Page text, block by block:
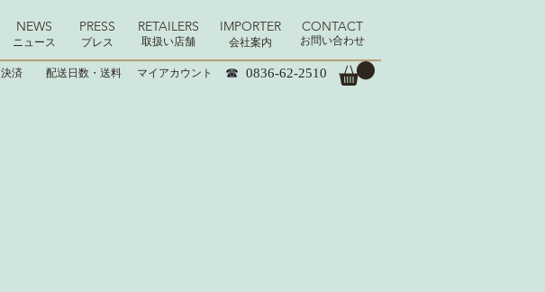
決済 配送日数・送料 マイアカウント ☎︎ 0836-62-2510
ニュース
NEWS
プレス
PRESS
取扱い店舗
RETAILERS
会社案内
IMPORTER
お問い合わせ
CONTACT